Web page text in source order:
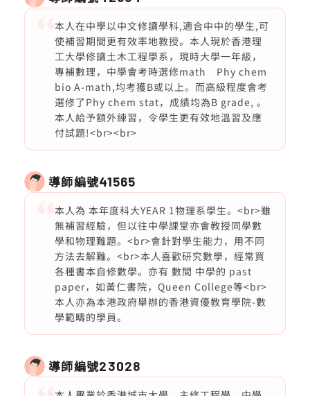
本人在中學以中文修讀學科,適合中中的學生,可
使補習期間更有效率地教授。本人現於香港理
工大學修讀土木工程學系，現時大學一年級，
專補數理，中學會考時選修math Phy chem
bio A-math,均考獲B或以上。而高級程度會考
選修了Phy chem stat，成績均為B grade, 。
本人給予額外練習，令學生更有效地溫習及應
付試題!<br><br>
導師編號41565
本人為 本年度科大YEAR 1物理系學生。<br>雖
無補習經驗，但以往中學課堂亦會教授同學數
學和物理難題。<br>會針對學生能力，用不同
方法去解難。<br>本人喜歡研究數學，經常買
各種書本自修數學。亦有 數間 中學的 past
paper，如黃仁書院，Queen College等<br>
本人亦為本港政府舉辦的香港資優教育學院-數
學範疇的學員。
導師編號23028